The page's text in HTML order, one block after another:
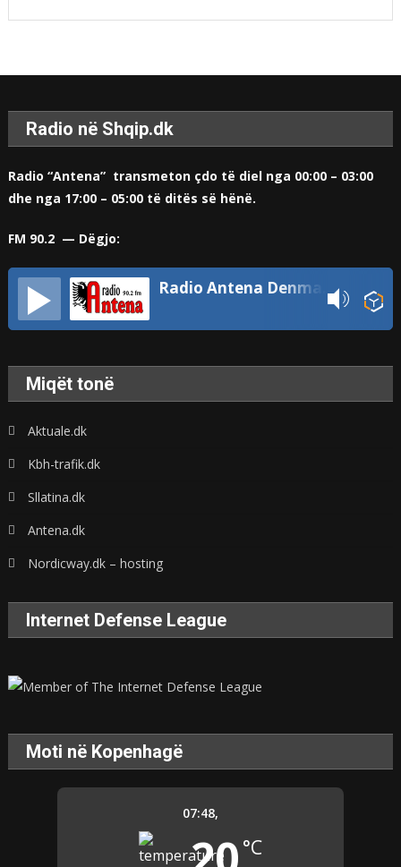
Radio në Shqip.dk
Radio “Antena” transmeton çdo të diel nga 00:00 – 03:00
dhe nga 17:00 – 05:00 të ditës së hënë.
FM 90.2 — Dëgjo:
Radio Antena Denmark
Miqët tonë
Aktuale.dk
Kbh-trafik.dk
Sllatina.dk
Antena.dk
Nordicway.dk – hosting
Internet Defense League
Moti në Kopenhagë
07:48,
°C